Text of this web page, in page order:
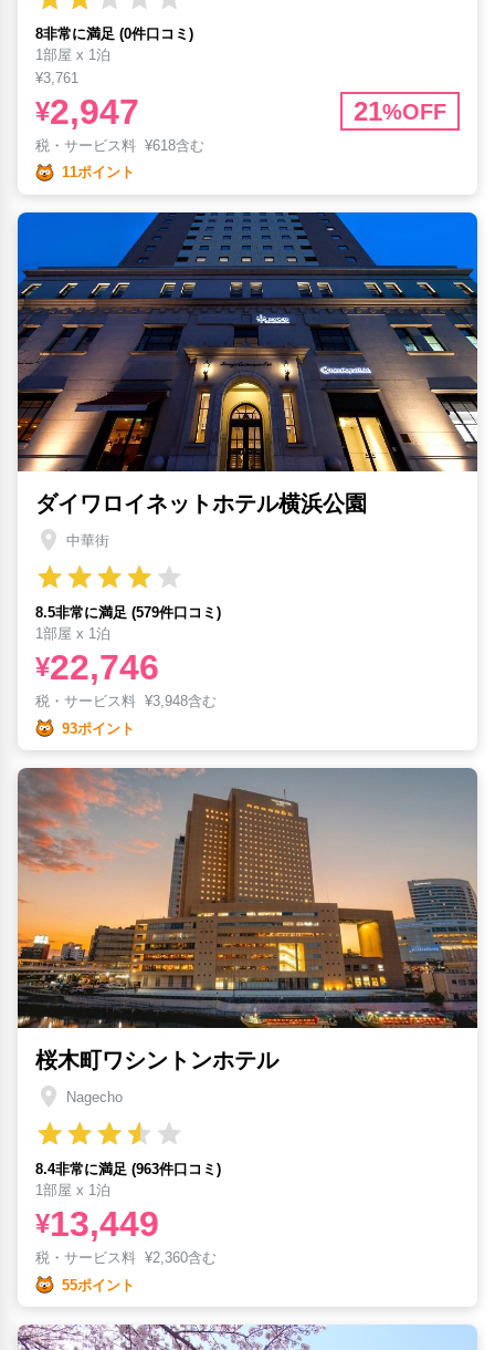
8非常に満足 (0件口コミ)
1部屋 x 1泊
¥3,761
¥2,947 21%OFF
税・サービス料 ¥618含む
11ポイント
ダイワロイネットホテル横浜公園
中華街
8.5非常に満足 (579件口コミ)
1部屋 x 1泊
¥22,746
税・サービス料 ¥3,948含む
93ポイント
桜木町ワシントンホテル
Nagecho
8.4非常に満足 (963件口コミ)
1部屋 x 1泊
¥13,449
税・サービス料 ¥2,360含む
55ポイント